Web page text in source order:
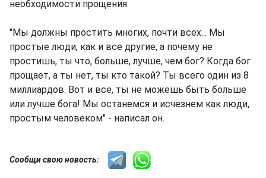
необходимости прощения.
"Мы должны простить многих, почти всех... Мы
простые люди, как и все другие, а почему не
простишь, ты что, больше, лучше, чем бог? Когда бог
прощает, а ты нет, ты кто такой? Ты всего один из 8
миллиардов. Вот и все, ты не можешь быть больше
или лучше бога! Мы останемся и исчезнем как люди,
простым человеком" - написал он.
Сообщи свою новость: